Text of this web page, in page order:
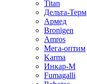
Titan
Дельта-Терм
Армед
Bronigen
Amros
Мега-оптим
Karma
Инкар-М
Fumagalli